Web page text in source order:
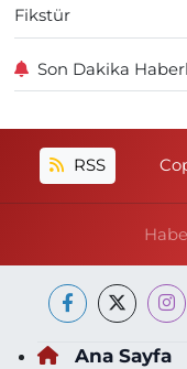
Fikstür
Son Dakika
RSS
Ana Sayfa